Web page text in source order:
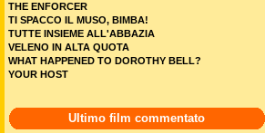
THE ENFORCER
TI SPACCO IL MUSO, BIMBA!
TUTTE INSIEME ALL'ABBAZIA
VELENO IN ALTA QUOTA
WHAT HAPPENED TO DOROTHY BELL?
YOUR HOST
Ultimo film commentato